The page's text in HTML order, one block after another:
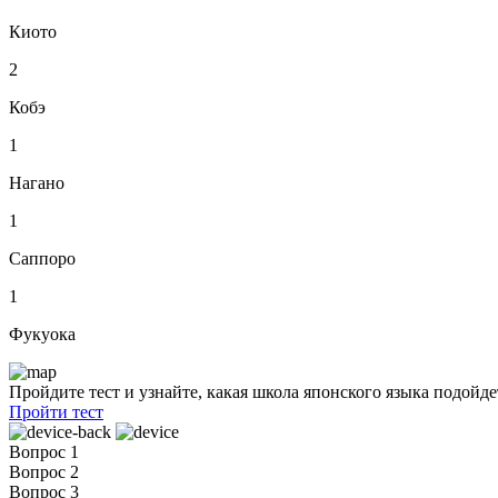
Киото
2
Кобэ
1
Нагано
1
Саппоро
1
Фукуока
Пройдите тест и узнайте, какая школа японского языка
Пройти тест
Вопрос 1
Вопрос 2
Вопрос 3